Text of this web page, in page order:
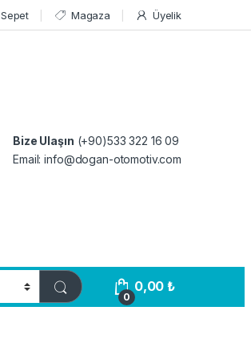
Sepet Magaza Üyelik
Bize Ulaşın (+90)533 322 16 09
Email:info@dogan-otomotiv.com
0
0,00₺